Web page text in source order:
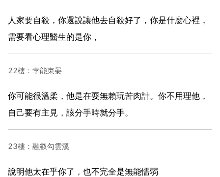
人家要自殺，你還說讓他去自殺好了，你是什麼心裡，
需要看心理醫生的是你，
22樓：孛能束晏
你可能很溫柔，他是在耍無賴玩苦肉計。你不用理他，
自己要有主見，該分手時就分手。
23樓：融叡勾雲溪
說明他太在乎你了，也不完全是無能懦弱